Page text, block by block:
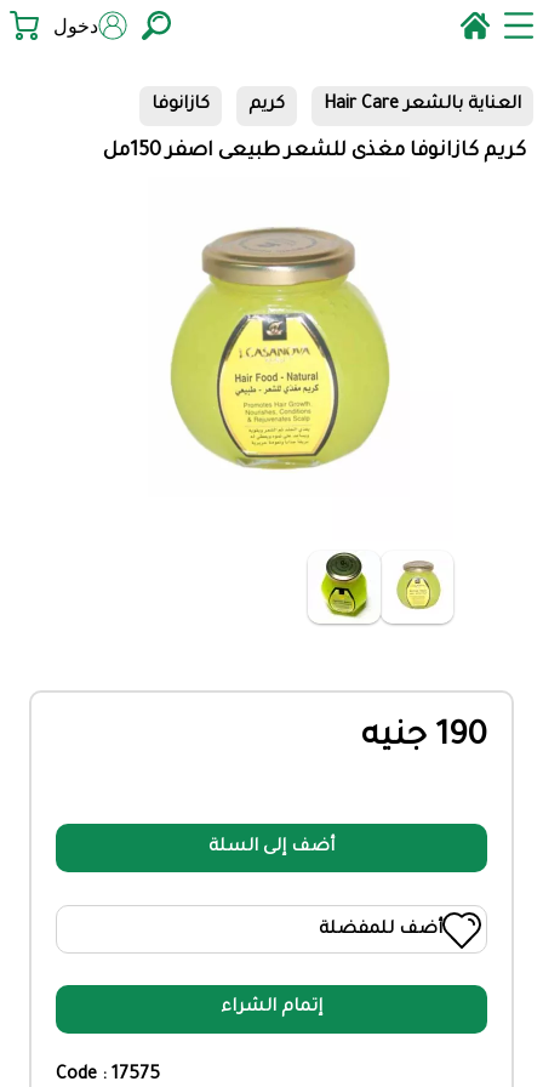
دخول
العناية بالشعر Hair Care كريم كازانوفا
كريم كازانوفا مغذى للشعر طبيعى اصفر 150مل
190 جنيه
أضف إلى السلة
أضف للمفضلة
إتمام الشراء
Code : 17575